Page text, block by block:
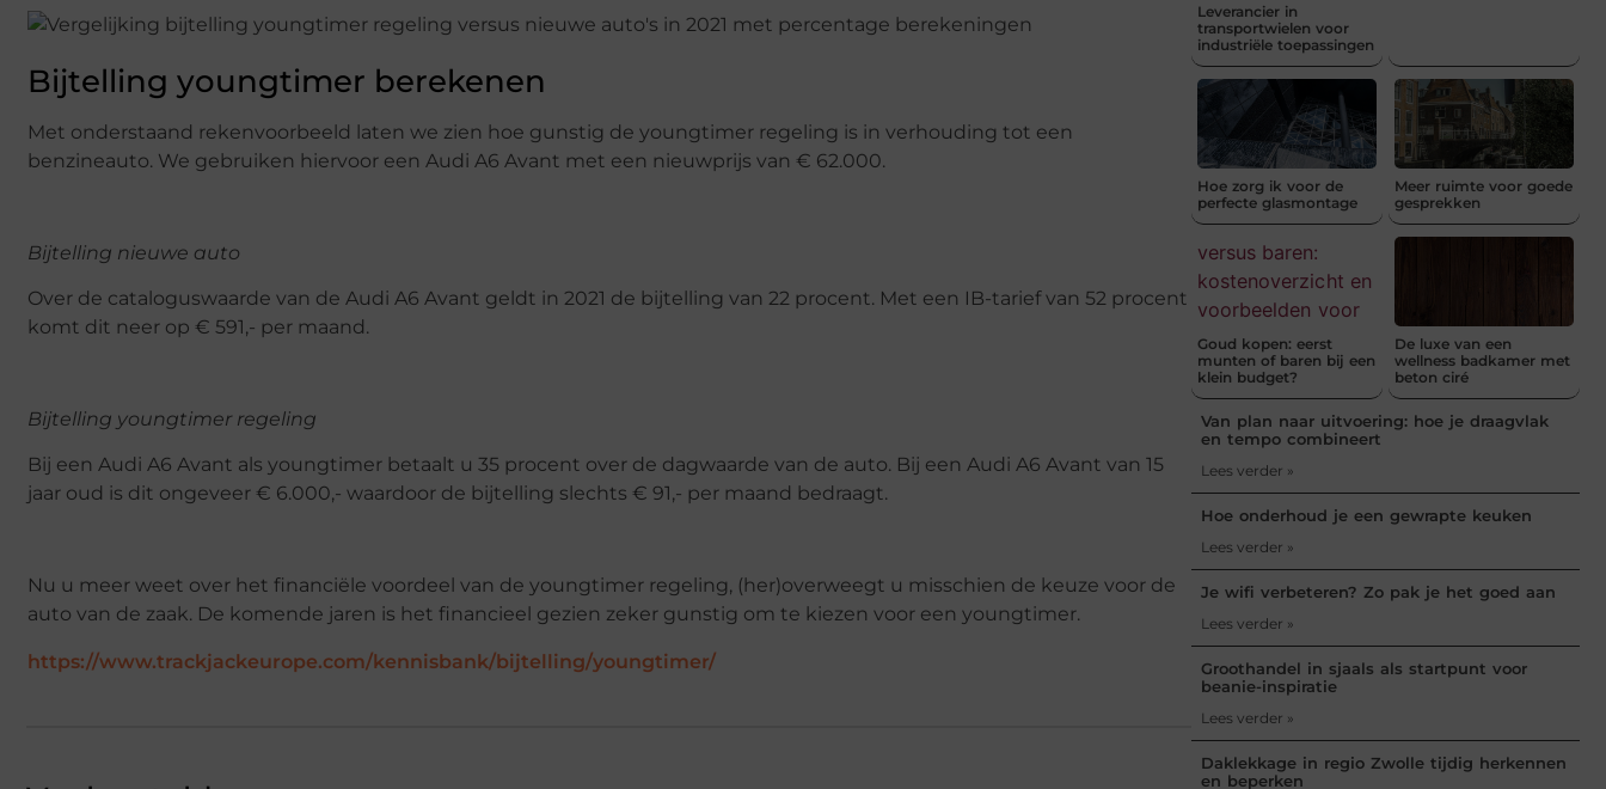
Bijtelling youngtimer berekenen
Met onderstaand rekenvoorbeeld laten we zien hoe gunstig de youngtimer regeling is in verhouding tot een
benzineauto. We gebruiken hiervoor een Audi A6 Avant met een nieuwprijs van € 62.000.
Bijtelling nieuwe auto
Over de cataloguswaarde van de Audi A6 Avant geldt in 2021 de bijtelling van 22 procent. Met een IB-tarief van 52 procent
komt dit neer op € 591,- per maand.
Bijtelling youngtimer regeling
Bij een Audi A6 Avant als youngtimer betaalt u 35 procent over de dagwaarde van de auto. Bij een Audi A6 Avant van 15
jaar oud is dit ongeveer € 6.000,- waardoor de bijtelling slechts € 91,- per maand bedraagt.
Nu u meer weet over het financiële voordeel van de youngtimer regeling, (her)overweegt u misschien de keuze voor de
auto van de zaak. De komende jaren is het financieel gezien zeker gunstig om te kiezen voor een youngtimer.
https://www.trackjackeurope.com/kennisbank/bijtelling/youngtimer/
Leverancier in
transportwielen voor
industriële toepassingen
Hoe zorg ik voor de
perfecte glasmontage
Meer ruimte voor goede
gesprekken
Goud kopen: eerst
munten of baren bij een
klein budget?
De luxe van een
wellness badkamer met
beton ciré
Van plan naar uitvoering: hoe je draagvlak
en tempo combineert
Lees verder »
Hoe onderhoud je een gewrapte keuken
Lees verder »
Je wifi verbeteren? Zo pak je het goed aan
Lees verder »
Groothandel in sjaals als startpunt voor
beanie-inspiratie
Lees verder »
Daklekkage in regio Zwolle tijdig herkennen
en beperken